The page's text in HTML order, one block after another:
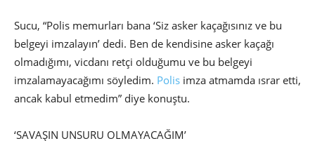
Sucu, “Polis memurları bana ‘Siz asker kaçağısınız ve bu
belgeyi imzalayın’ dedi. Ben de kendisine asker kaçağı
olmadığımı, vicdanı retçi olduğumu ve bu belgeyi
imzalamayacağımı söyledim. Polis imza atmamda ısrar etti,
ancak kabul etmedim” diye konuştu.
‘SAVAŞIN UNSURU OLMAYACAĞIM’